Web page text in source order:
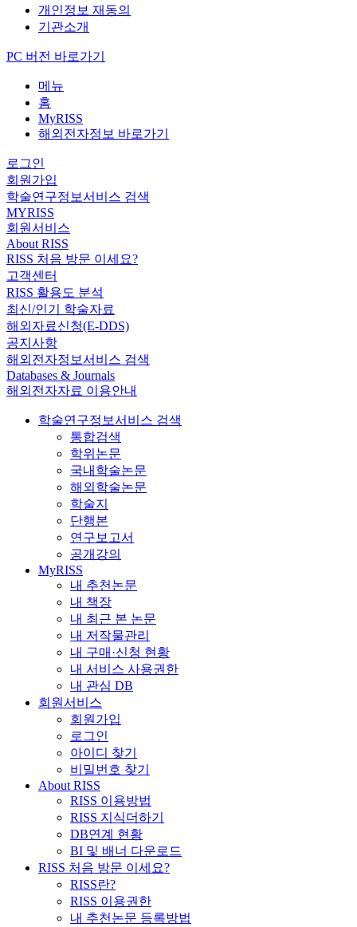
개인정보 재동의
기관소개
PC 버전 바로가기
메뉴
홈
MyRISS
해외전자정보 바로가기
로그인
회원가입
학술연구정보서비스 검색
MYRISS
회원서비스
About RISS
RISS 처음 방문 이세요?
고객센터
RISS 활용도 분석
최신/인기 학술자료
해외자료신청(E-DDS)
공지사항
해외전자정보서비스 검색
Databases & Journals
해외전자자료 이용안내
학술연구정보서비스 검색
통합검색
학위논문
국내학술논문
해외학술논문
학술지
단행본
연구보고서
공개강의
MyRISS
내 추천논문
내 책장
내 최근 본 논문
내 저작물관리
내 구매·신청 현황
내 서비스 사용권한
내 관심 DB
회원서비스
회원가입
로그인
아이디 찾기
비밀번호 찾기
About RISS
RISS 이용방법
RISS 지식더하기
DB연계 현황
BI 및 배너 다운로드
RISS 처음 방문 이세요?
RISS란?
RISS 이용권한
내 추천논문 등록방법